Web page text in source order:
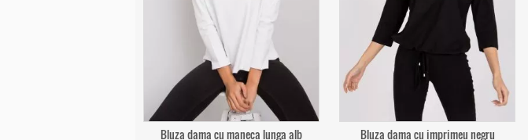
Bluza dama cu maneca lunga alb
Bluza dama cu imprimeu negru